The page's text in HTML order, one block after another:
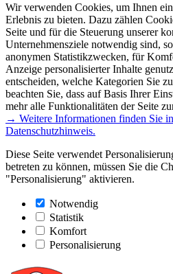
Wir verwenden Cookies, um Ihnen
Erlebnis zu bieten. Dazu zählen
Seite und für die Steuerung unserer
Unternehmensziele notwendig sind,
anonymen Statistikzwecken, für
Anzeige personalisierter Inhalte
entscheiden, welche Kategorien Sie
beachten Sie, dass auf Basis Ihrer
mehr alle Funktionalitäten der Seite
→ Weitere Informationen finden Sie
Datenschutzhinweis.
Diese Seite verwendet
betreten zu können, müssen Sie die
"Personalisierung" aktivieren.
Notwendig
Statistik
Komfort
Personalisierung